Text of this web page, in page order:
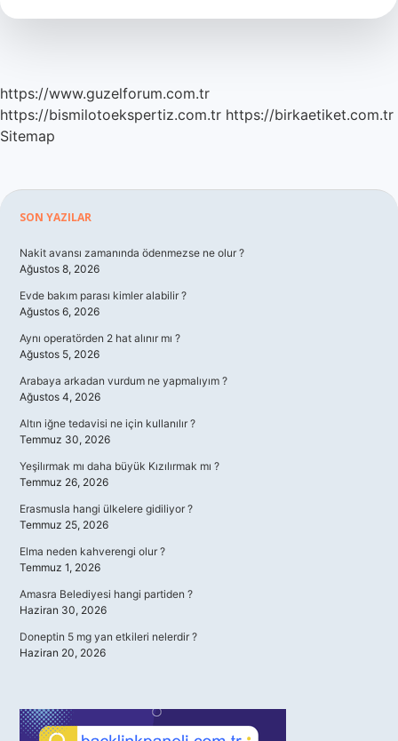
https://www.guzelforum.com.tr
https://bismilotoekspertiz.com.tr https://birkaetiket.com.tr
Sitemap
Sidebar
SON YAZILAR
Nakit avansı zamanında ödenmezse ne olur ?
Ağustos 8, 2026
Evde bakım parası kimler alabilir ?
Ağustos 6, 2026
Aynı operatörden 2 hat alınır mı ?
Ağustos 5, 2026
Arabaya arkadan vurdum ne yapmalıyım ?
Ağustos 4, 2026
Altın iğne tedavisi ne için kullanılır ?
Temmuz 30, 2026
Yeşilırmak mı daha büyük Kızılırmak mı ?
Temmuz 26, 2026
Erasmusla hangi ülkelere gidiliyor ?
Temmuz 25, 2026
Elma neden kahverengi olur ?
Temmuz 1, 2026
Amasra Belediyesi hangi partiden ?
Haziran 30, 2026
Doneptin 5 mg yan etkileri nelerdir ?
Haziran 20, 2026